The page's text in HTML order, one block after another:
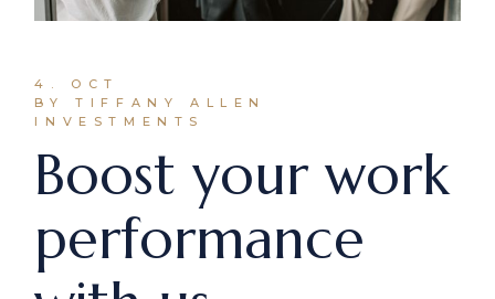
4. OCT
BY TIFFANY ALLEN
INVESTMENTS
Boost your work
performance